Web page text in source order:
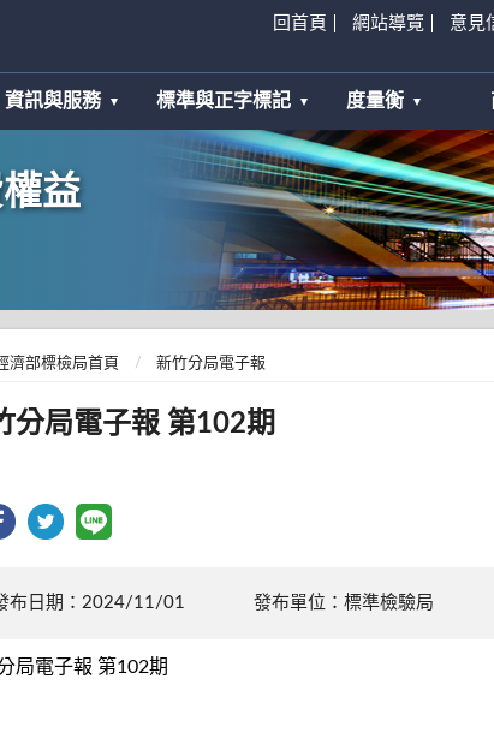
回首頁 網站導覽 意見
資訊與服務 標準與正字標記 度量衡
益
濟部標檢局首頁 新竹分局電子報
分局電子報 第102期
布日期：2024/11/01 發布單位：標準檢驗局
局電子報 第102期